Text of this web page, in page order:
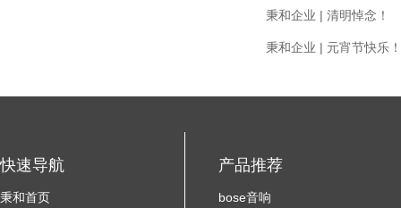
秉和企业 | 清明悼念！
秉和企业 | 元宵节快乐！
快速导航
秉和首页
产品推荐
bose音响